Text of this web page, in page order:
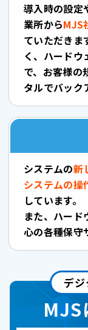
導入時の設定
業所からMJS
ていただきま
く、ハードウ
で、お客様の
タルでバック
システムの新
システムの操
しています。
また、ハー
心の各種保守
デ
MJS